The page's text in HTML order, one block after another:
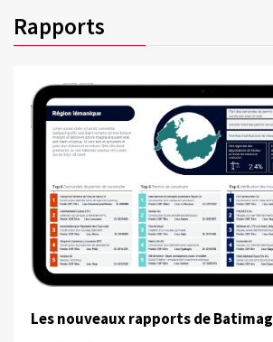
Rapports
Les nouveaux rapports de Batimag